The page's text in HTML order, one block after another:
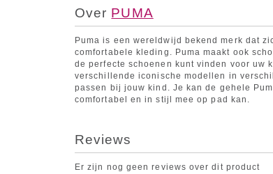
Over PUMA
Puma is een wereldwijd bekend merk dat
comfortabele kleding. Puma maakt ook
de perfecte schoenen kunt vinden voor uw
verschillende iconische modellen in
passen bij jouw kind. Je kan de gehele
comfortabel en in stijl mee op pad kan.
Reviews
Er zijn nog geen reviews over dit product